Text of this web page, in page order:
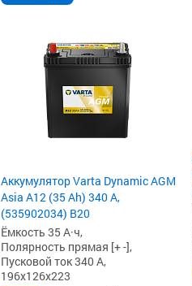
Аккумулятор Varta Dynamic AGM
Asia A12 (35 Ah) 340 А,
(535902034) B20
Ёмкость 35 А·ч,
Полярность прямая [+ -],
Пусковой ток 340 А,
196x126x223